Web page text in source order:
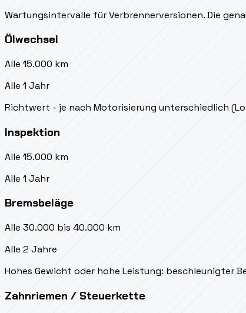
Wartungsintervalle für Verbrennerversionen. Die
Ölwechsel
Alle 15.000 km
Alle 1 Jahr
Richtwert - je nach Motorisierung unterschiedlich
Inspektion
Alle 15.000 km
Alle 1 Jahr
Bremsbeläge
Alle 30.000 bis 40.000 km
Alle 2 Jahre
Hohes Gewicht oder hohe Leistung: beschleunigter
Zahnriemen / Steuerkette